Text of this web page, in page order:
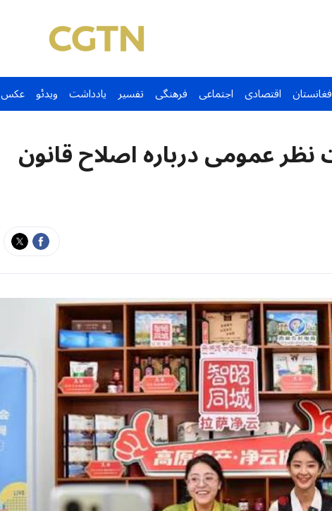
اقتصادی اجتماعی فرهنگی تفسیر یادداشت ویدئو عکس
نظر عمومی درباره اصلاح قانون